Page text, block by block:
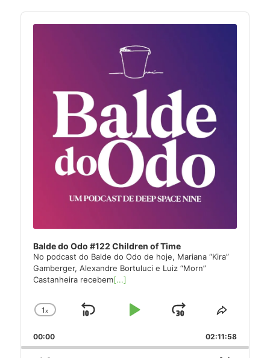
Audio
Player
Balde do Odo #122 Children of Time
No podcast do Balde do Odo de hoje, Mariana “Kira”
Gamberger, Alexandre Bortuluci e Luiz “Morn”
Castanheira recebem[...]
Change
Rate
1x
Skip
Play
Jump
Forward
Share
Episode
00:00 02:11:58